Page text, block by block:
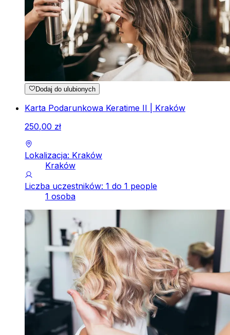
Dodaj do ulubionych
Karta Podarunkowa Keratime II | Kraków
250,00 zł
Lokalizacja: Kraków
Kraków
Liczba uczestników: 1 do 1 people
1 osoba